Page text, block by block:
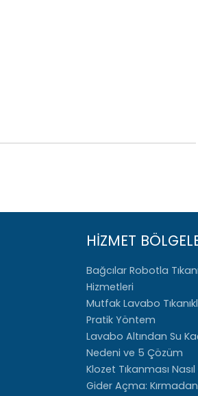
HİZMET
Bağcılar Robotla
Hizmetleri
Mutfak Lavabo
Pratik Yöntem
Lavabo Altından Su
Nedeni ve 5 Çözüm
Klozet Tıkanması Nasıl
Gider Açma: